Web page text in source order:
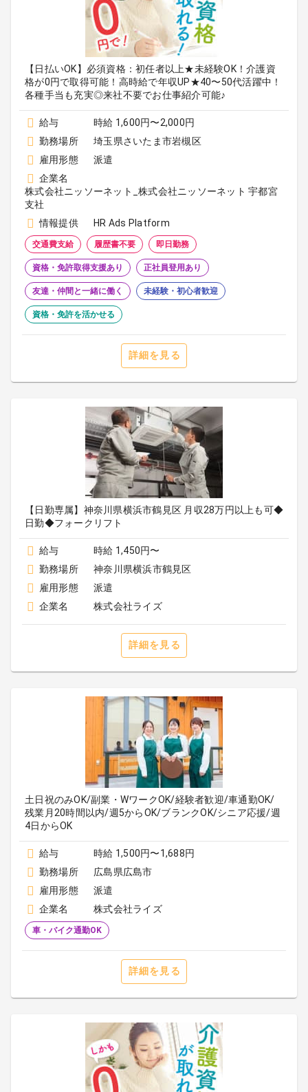
【日払いOK】必須資格：初任者以上★未経験OK！介護資
格が0円で取得可能！高時給で年収UP★40〜50代活躍中！
各種手当も充実◎来社不要でお仕事紹介可能♪
給与
時給 1,600円〜2,000円
勤務場所
埼玉県さいたま市岩槻区
雇用形態
派遣
企業名
株式会社ニッソーネット_株式会社ニッソーネット 宇都宮
支社
情報提供
HR Ads Platform
交通費支給 履歴書不要 即日勤務
資格・免許取得支援あり 正社員登用あり
友達・仲間と一緒に働く 未経験・初心者歓迎
資格・免許を活かせる
詳細を見る
【日勤専属】神奈川県横浜市鶴見区 月収28万円以上も可◆
日勤◆フォークリフト
給与
時給 1,450円〜
勤務場所
神奈川県横浜市鶴見区
雇用形態
派遣
企業名
株式会社ライズ
詳細を見る
土日祝のみOK/副業・WワークOK/経験者歓迎/車通勤OK/
残業月20時間以内/週5からOK/ブランクOK/シニア応援/週
4日からOK
給与
時給 1,500円〜1,688円
勤務場所
広島県広島市
雇用形態
派遣
企業名
株式会社ライズ
車・バイク通勤OK
詳細を見る